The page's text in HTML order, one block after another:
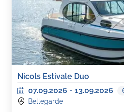
Nicols Estivale Duo
07.09.2026 - 13.09.2026
Bellegarde